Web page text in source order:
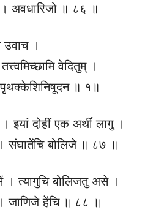
। अवधारिजो ॥ ८६ ॥
उवाच ।
वेदितुम् ।
॥ १॥
इयां दोहीं एक अर्थीं लागु ।
संघातेंचि बोलिजे ॥ ८७ ॥
। त्यागुचि बोलिजतु असे ।
जाणिजे हेंचि ॥ ८८ ॥